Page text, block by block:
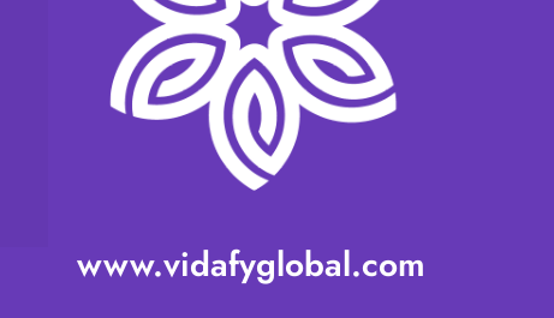
www.vidafyglobal.com